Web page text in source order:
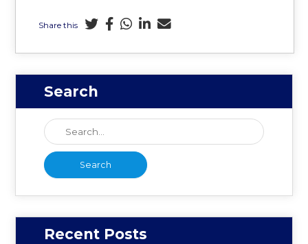
Share this
Search
Recent Posts